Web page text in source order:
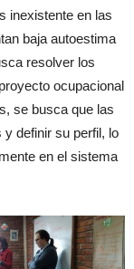
inexistente en las
baja autoestima
resolver los
ocupacional
se busca que las
definir su perfil, lo
en el sistema